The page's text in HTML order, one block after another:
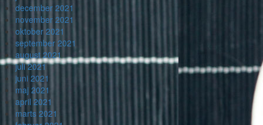
december 2021
november 2021
oktober 2021
september 2021
august 2021
juli 2021
juni 2021
maj 2021
april 2021
marts 2021